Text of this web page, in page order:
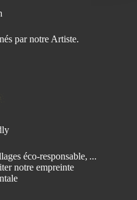
par notre Artiste.
éco‑responsable, ...
notre empreinte